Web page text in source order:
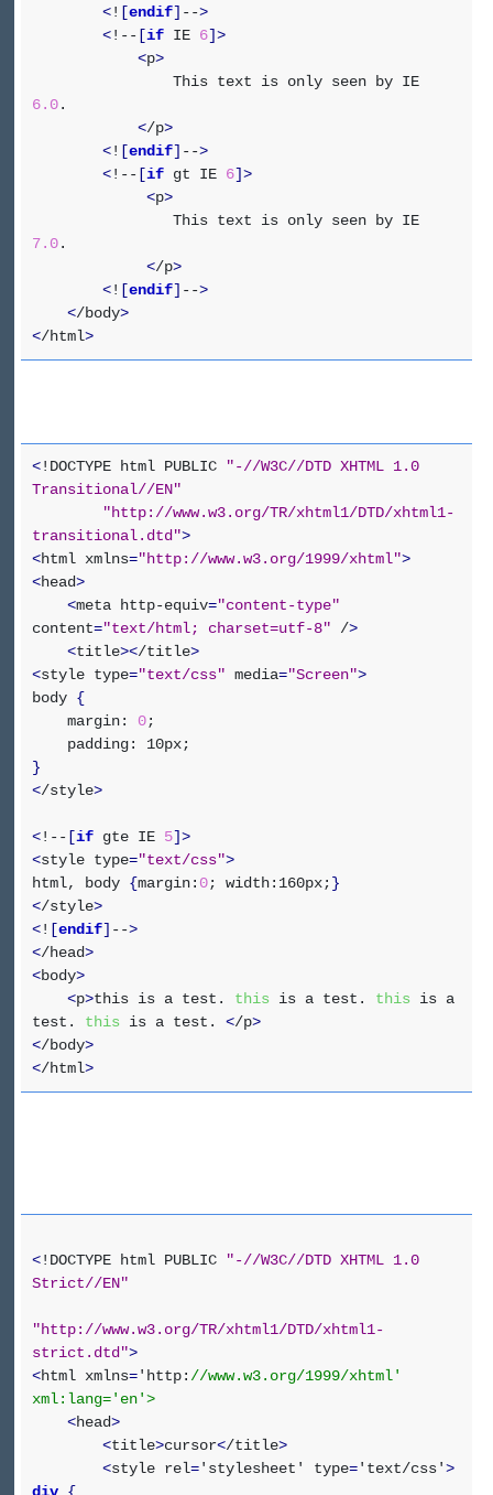
<! [endif] -->
<!-- [if IE 6]>
<p>
This text is only seen by IE
6.0.
</p>
<! [endif] -->
<!-- [if gt IE 6]>
<p>
This text is only seen by IE
7.0.
</p>
<! [endif] -->
</body>
</html>
<!DOCTYPE html PUBLIC
"-//W3C//DTD XHTML 1.0
Transitional//EN"
"http://www.w3.org/TR/xhtml1/DTD/xhtml1-
transitional.dtd">
<html xmlns="http://www.w3.org/1999/xhtml">
<head>
<meta http-equiv="content-type"
content="text/html; charset=utf-8" />
<title></title>
<style type="text/css" media="Screen">
body {
margin: 0;
padding: 10px;
}
</style>
<!-- [if gte IE 5]>
<style type="text/css">
html, body {margin: 0; width:160px;}
</style>
<! [endif] -->
</head>
<body>
<p>this is a test. this is a test. this is a
test. this is a test. </p>
</body>
</html>
<!DOCTYPE html PUBLIC
"-//W3C//DTD XHTML 1.0
Strict//EN"
"http://www.w3.org/TR/xhtml1/DTD/xhtml1-
strict.dtd">
<html xmlns='http: //www.w3.org/1999/xhtml'
xml:lang='en'>
<head>
<title>cursor</title>
<style rel='stylesheet' type='text/css'>